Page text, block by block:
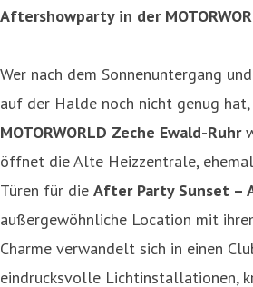
Aftershowparty in der
Wer nach dem Sonnenuntergang
auf der Halde noch nicht genug
MOTORWORLD Zeche Ewald-Ruhr
öffnet die Alte Heizzentrale,
Türen für die After Party Sunset –
außergewöhnliche Location mit
Charme verwandelt sich in einen
eindrucksvolle Lichtinstallationen,